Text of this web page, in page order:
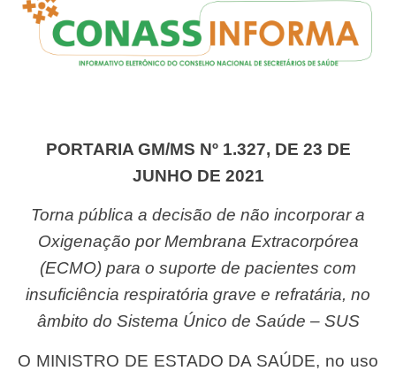
PORTARIA GM/MS Nº 1.327, DE 23 DE
JUNHO DE 2021
Torna pública a decisão de não incorporar a
Oxigenação por Membrana Extracorpórea
(ECMO) para o suporte de pacientes com
insuficiência respiratória grave e refratária, no
âmbito do Sistema Único de Saúde – SUS
O MINISTRO DE ESTADO DA SAÚDE, no uso